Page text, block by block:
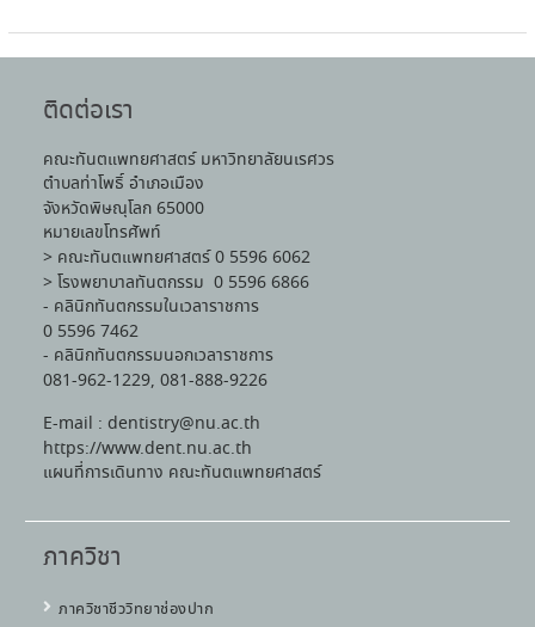
ติดต่อเรา
คณะทันตแพทยศาสตร์ มหาวิทยาลัยนเรศวร
ตำบลท่าโพธิ์ อำเภอเมือง
จังหวัดพิษณุโลก 65000
หมายเลขโทรศัพท์
> คณะทันตแพทยศาสตร์ 0 5596 6062
> โรงพยาบาลทันตกรรม 0 5596 6866
- คลินิกทันตกรรมในเวลาราชการ
0 5596 7462
- คลินิกทันตกรรมนอกเวลาราชการ
081-962-1229, 081-888-9226
E-mail : dentistry@nu.ac.th
https://www.dent.nu.ac.th
แผนที่การเดินทาง คณะทันตแพทยศาสตร์
ภาควิชา
ภาควิชาชีววิทยาช่องปาก